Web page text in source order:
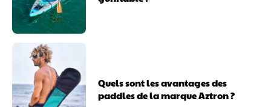
Quels sont les avantages des
paddles de la marque Aztron ?